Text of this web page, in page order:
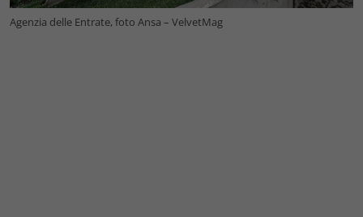
Agenzia delle Entrate, foto Ansa – VelvetMag